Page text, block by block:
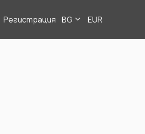
Регистрация BG EUR